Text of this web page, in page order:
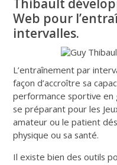
Thibault
Web pour
intervalles.
L’entraînement par
façon d’accroître sa
performance sportive en
se préparant pour les
amateur ou le patient
physique ou sa santé.
Il existe bien des outils